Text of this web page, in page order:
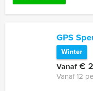
GPS
Winter
Vanaf€
Vanaf 12